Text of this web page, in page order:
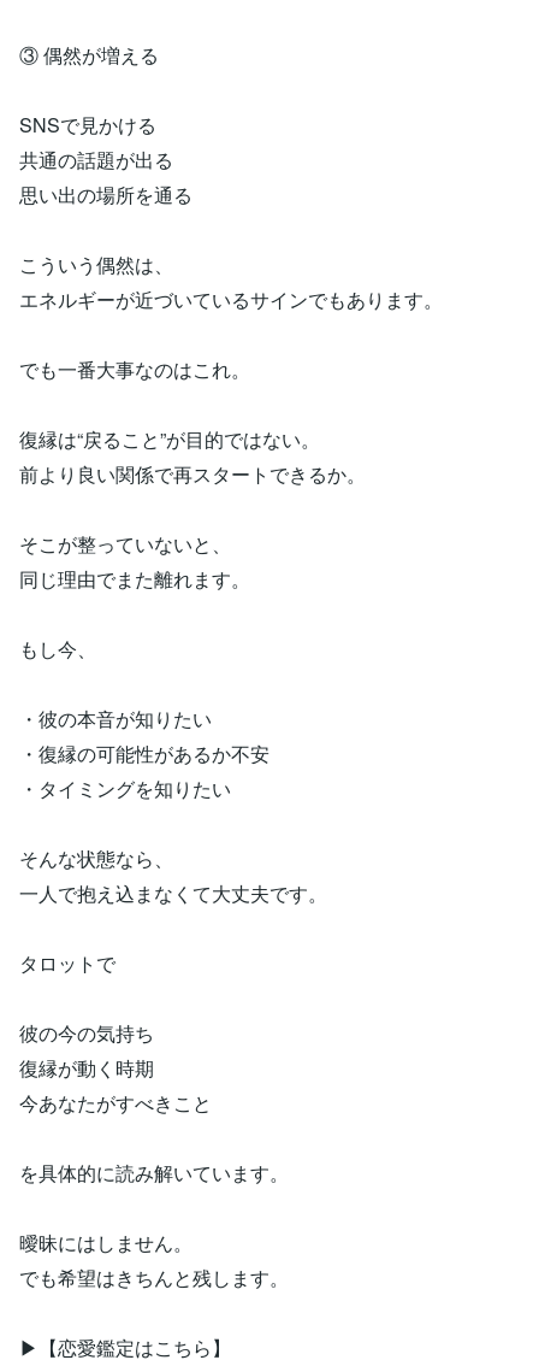
③ 偶然が増える
SNSで見かける
共通の話題が出る
思い出の場所を通る
こういう偶然は、
エネルギーが近づいているサインでもあります。
でも一番大事なのはこれ。
復縁は“戻ること”が目的ではない。
前より良い関係で再スタートできるか。
そこが整っていないと、
同じ理由でまた離れます。
もし今、
・彼の本音が知りたい
・復縁の可能性があるか不安
・タイミングを知りたい
そんな状態なら、
一人で抱え込まなくて大丈夫です。
タロットで
彼の今の気持ち
復縁が動く時期
今あなたがすべきこと
を具体的に読み解いています。
曖昧にはしません。
でも希望はきちんと残します。
▶︎【恋愛鑑定はこちら】